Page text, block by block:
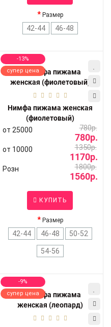
Размер
42-44 46-48
-13%
супер цена
Нимфа пижама женская
(фиолетовый)
от 25000
780р.
780р.
от 10000 1350р.
1170р.
Розн 1800р.
1560р.
КУПИТЬ
Размер
42-44 46-48 50-52
54-56
-9%
супер цена